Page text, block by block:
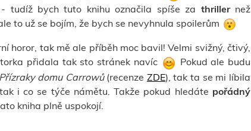
tudíž bych tuto knihu označila spíše za thriller než
to už se bojím, že bych se nevyhnula spoilerům
horor, tak mě ale příběh moc bavil! Velmi svižný, čtivý,
přidala tak sto stránek navíc
Pokud ale budu
Přízraky domu Carrowů (recenze ZDE), tak ta se mi líbila
i co se týče námětu. Takže pokud hledáte pořádný
kniha plně uspokojí.